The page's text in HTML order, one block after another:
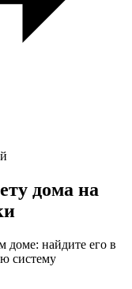
дома на
доме: найдите его в
систему